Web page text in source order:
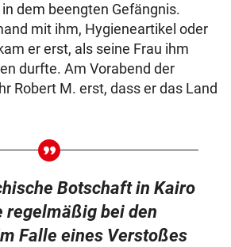
in dem beengten Gefängnis.
mit ihm, Hygieneartikel oder
er erst, als seine Frau ihm
durfte. Am Vorabend der
Robert M. erst, dass er das Land
Botschaft in Kairo
regelmäßig bei den
Falle eines Verstoßes